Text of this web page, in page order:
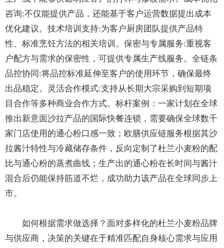
咨询:不仅能提供产品，还能基于客户运营数据提出成本
优化建议。技术培训支持:为客户厨房团队提供产品特
性、标准烹饪方法的相关培训。保密与专属服务:重视客
户配方与需求的保密性，可提供专属生产线服务。全链条
品控协同:将品控标准延伸至客户的使用环节，确保最终
出品稳定。灵活合作模式:支持从长期大宗采购到短期项
目合作等多种商业合作方式。标杆案例：一家计划在全球
推出新意面沙拉产品的国际快餐连锁，需要确保全球数千
家门店使用的通心粉口感一致；欧膳供应链服务根据其沙
拉酱汁特性与冷藏储存条件，反向定制了杜兰小麦粉的配
比与通心粉的蒸煮曲线；生产出的通心粉在长时间与酱汁
混合后仍能保持筋道不烂，成功助力该产品在全球同步上
市。
如何根据需求做选择？面对多样化的杜兰小麦粉品牌
与供应商，决策的关键在于精准匹配自身核心需求与应用